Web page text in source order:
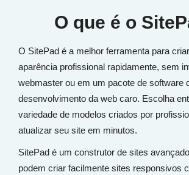
O que é o
O SitePad é a melhor ferramenta para
aparência profissional rapidamente, sem
webmaster ou em um pacote de software
desenvolvimento da web caro. Escolha
variedade de modelos criados por
atualizar seu site em minutos.
SitePad é um construtor de sites
podem criar facilmente sites responsivos